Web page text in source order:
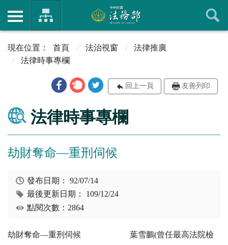
首頁 法治視窗
法律推廣
法律時事專欄
回上一頁 友善列印
法律時事專欄
劫財奪命—重刑伺候
發布日期：92/07/14
最後更新日期： 109/12/24
點閱次數：2864
劫財奪命—重刑伺候 葉雪鵬(曾任最高法院檢